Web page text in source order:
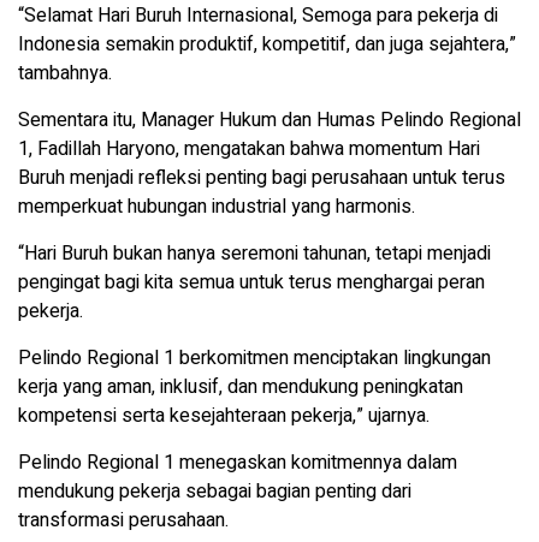
“Selamat Hari Buruh Internasional, Semoga para pekerja di
Indonesia semakin produktif, kompetitif, dan juga sejahtera,”
tambahnya.
Sementara itu, Manager Hukum dan Humas Pelindo Regional
1, Fadillah Haryono, mengatakan bahwa momentum Hari
Buruh menjadi refleksi penting bagi perusahaan untuk terus
memperkuat hubungan industrial yang harmonis.
“Hari Buruh bukan hanya seremoni tahunan, tetapi menjadi
pengingat bagi kita semua untuk terus menghargai peran
pekerja.
Pelindo Regional 1 berkomitmen menciptakan lingkungan
kerja yang aman, inklusif, dan mendukung peningkatan
kompetensi serta kesejahteraan pekerja,” ujarnya.
Pelindo Regional 1 menegaskan komitmennya dalam
mendukung pekerja sebagai bagian penting dari
transformasi perusahaan.